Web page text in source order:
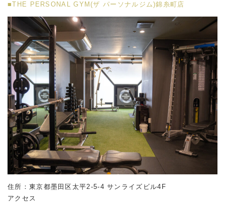
■THE PERSONAL GYM(ザ パーソナルジム)錦糸町店
住所：東京都墨田区太平2-5-4 サンライズビル4F
アクセス